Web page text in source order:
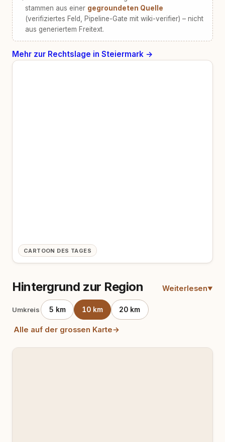
stammen aus einer gegroundeten Quelle
(verifiziertes Feld, Pipeline-Gate mit wiki-verifier) – nicht
aus generiertem Freitext.
Mehr zur Rechtslage in Steiermark →
Hintergrund zur Region Weiterlesen
CARTOON DES TAGES
Umkreis 5 km 10 km 20 km
Alle auf der grossen Karte→